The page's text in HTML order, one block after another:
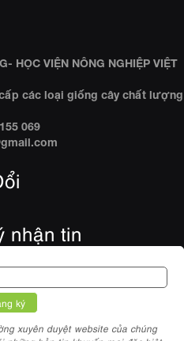
HỌC VIỆN NÔNG NGHIỆP VIỆT
các loại giống cây chất lượng
069
nhận tin
xuyên duyệt website của chúng